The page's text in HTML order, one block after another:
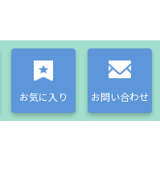
お気に入り お問い合わせ